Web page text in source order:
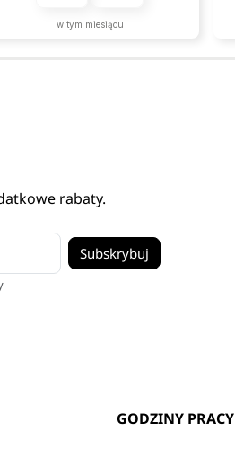
w tym miesiącu
rabaty.
GODZINY PRACY